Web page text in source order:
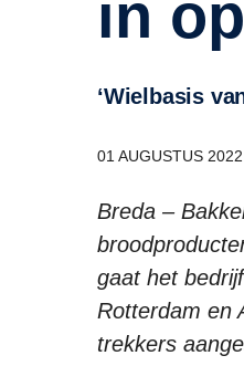
in
‘Wielbasis
01 AUGUSTUS 2022
Breda –
gaat het
Rotterdam en
trekkers